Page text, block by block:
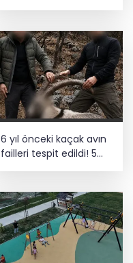
6 yıl önceki kaçak avın
failleri tespit edildi! 5
yaban keçisi için ceza